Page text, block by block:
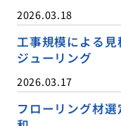
2026.03.18
工事規模による
ジューリング
2026.03.17
フローリング材